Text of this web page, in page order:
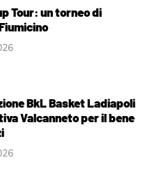
Tour: un torneo di
BkL Basket Ladiapoli
Valcanneto per il bene